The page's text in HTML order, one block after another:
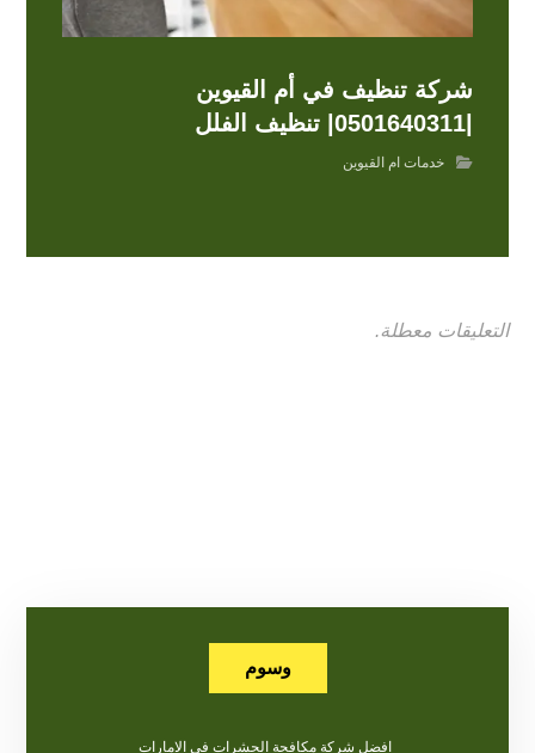
شركة تنظيف في أم القيوين
|0501640311| تنظيف الفلل
خدمات ام القيوين
التعليقات معطلة.
وسوم
افضل شركة مكافحة الحشرات في الامارات